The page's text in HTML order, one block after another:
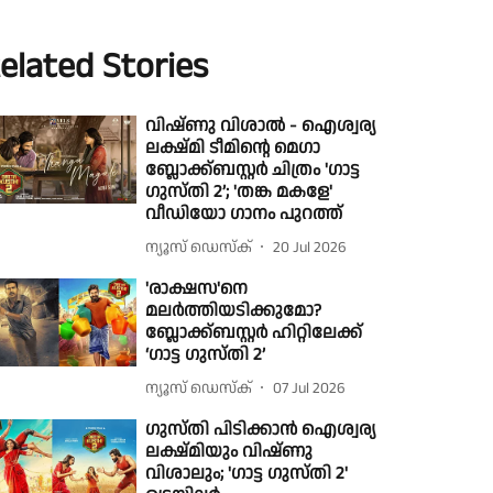
Stories
വിഷ്ണു വിശാൽ - ഐശ്വര്യ
ലക്ഷ്മി ടീമിന്റെ മെഗാ
ബ്ലോക്ക്ബസ്റ്റർ ചിത്രം 'ഗാട്ട
ഗുസ്തി 2’; 'തങ്ക മകളേ'
വീഡിയോ ഗാനം പുറത്ത്
ന്യൂസ് ഡെസ്ക് 20 Jul 2026
'രാക്ഷസ'നെ
മലർത്തിയടിക്കുമോ?
ബ്ലോക്ക്ബസ്റ്റർ ഹിറ്റിലേക്ക്
‘ഗാട്ട ഗുസ്തി 2’
ന്യൂസ് ഡെസ്ക് 07 Jul 2026
ഗുസ്തി പിടിക്കാന്‍ ഐശ്വര്യ
ലക്ഷ്മിയും വിഷ്ണു
വിശാലും; 'ഗാട്ട ഗുസ്തി 2'